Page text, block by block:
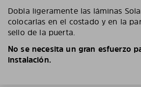
Dobla ligeramente las láminas
colocarlas en el costado y en la
sello de la puerta.
No se necesita un gran esfuerzo
instalación.